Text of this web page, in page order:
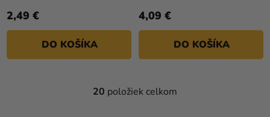
2,49 €
DO KOŠÍKA
4,09 €
DO KOŠÍKA
O
20 položiek celkom